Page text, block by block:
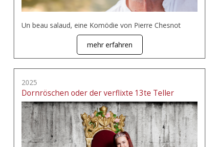
Un beau salaud, eine Komödie von Pierre Chesnot
mehr erfahren
2025
Dornröschen oder der verflixte 13te Teller